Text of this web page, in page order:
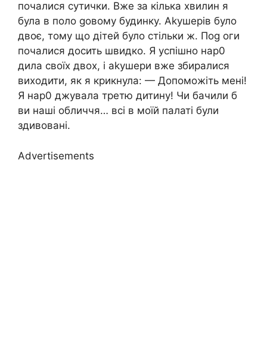
почалися сутички. Вже за кілька хвилин я
була в поло gовому будинку. Аkyшерів було
двоє, тому що дітей було стільки ж. Поg оги
почалися досить швидко. Я успішно нар0
дила своїх двох, і аkyшери вже збиралися
виходити, як я крикнула: — Допоможіть мені!
Я нар0 джувала третю дитину! Чи бачили б
ви наші обличчя… всі в моїй палаті були
здивовані.
Advertisements